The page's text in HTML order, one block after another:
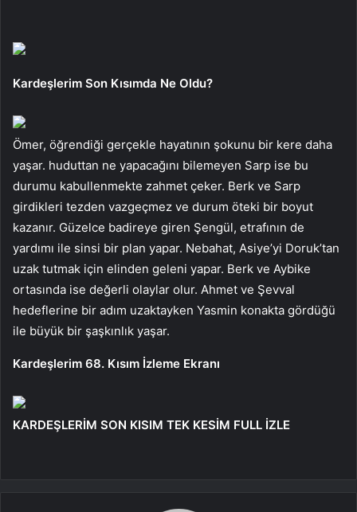
Kardeşlerim Son Kısımda Ne Oldu?
Ömer, öğrendiği gerçekle hayatının şokunu bir kere daha
yaşar. huduttan ne yapacağını bilemeyen Sarp ise bu
durumu kabullenmekte zahmet çeker. Berk ve Sarp
girdikleri tezden vazgeçmez ve durum öteki bir boyut
kazanır. Güzelce badireye giren Şengül, etrafının de
yardımı ile sinsi bir plan yapar. Nebahat, Asiye’yi Doruk’tan
uzak tutmak için elinden geleni yapar. Berk ve Aybike
ortasında ise değerli olaylar olur. Ahmet ve Şevval
hedeflerine bir adım uzaktayken Yasmin konakta gördüğü
ile büyük bir şaşkınlık yaşar.
Kardeşlerim 68. Kısım İzleme Ekranı
KARDEŞLERİM SON KISIM TEK KESİM FULL İZLE